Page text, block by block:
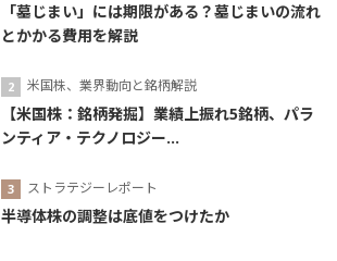
「墓じまい」には期限がある？墓じまいの流れ
とかかる費用を解説
米国株、業界動向と銘柄解説
【米国株：銘柄発掘】業績上振れ5銘柄、パラ
ンティア・テクノロジー...
ストラテジーレポート
半導体株の調整は底値をつけたか